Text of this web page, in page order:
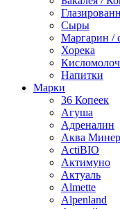
Сыры
Маргарин /
Хорека
Напитки
Марки
36 Копеек
Агуша
Адреналин
Аква
ActiBIO
Актимуно
Актуаль
Almette
Alpenland